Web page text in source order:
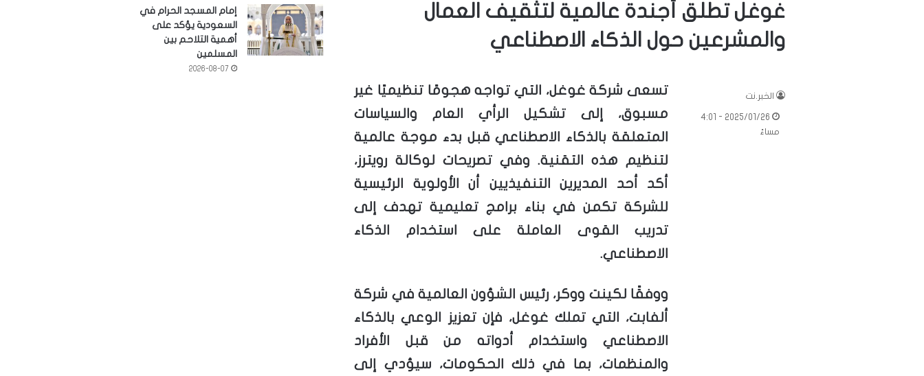
غوغل تطلق أجندة عالمية لتثقيف العمال
والمشرعين حول الذكاء الاصطناعي
تسعى شركة غوغل، التي تواجه هجومًا تنظيميًا غير
مسبوق، إلى تشكيل الرأي العام والسياسات
المتعلقة بالذكاء الاصطناعي قبل بدء موجة عالمية
لتنظيم هذه التقنية. وفي تصريحات لوكالة رويترز،
أكد أحد المديرين التنفيذيين أن الأولوية الرئيسية
للشركة تكمن في بناء برامج تعليمية تهدف إلى
تدريب القوى العاملة على استخدام الذكاء
الاصطناعي.
ووفقًا لكينت ووكر، رئيس الشؤون العالمية في شركة
ألفابت، التي تملك غوغل، فإن تعزيز الوعي بالذكاء
الاصطناعي واستخدام أدواته من قبل الأفراد
والمنظمات، بما في ذلك الحكومات، سيؤدي إلى
الخبر.نت
2025/01/26 - 4:01
مساءً
إمام المسجد الحرام في
السعودية يؤكد على
أهمية التلاحم بين
المسلمين
2026-08-07